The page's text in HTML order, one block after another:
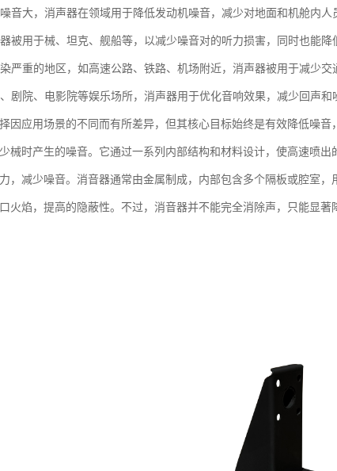
音大，消声器在领域用于降低发动机噪音，减少对地面和机舱内人
被用于械、坦克、舰船等，以减少噪音对的听力损害，同时也能降
严重的地区，如高速公路、铁路、机场附近，消声器被用于减少交
剧院、电影院等娱乐场所，消声器用于优化音响效果，减少回声和
因应用场景的不同而有所差异，但其核心目标始终是有效降低噪音
械时产生的噪音。它通过一系列内部结构和材料设计，使高速喷
，减少噪音。消音器通常由金属制成，内部包含多个隔板或腔室
火焰，提高的隐蔽性。不过，消音器并不能完全消除声，只能显著